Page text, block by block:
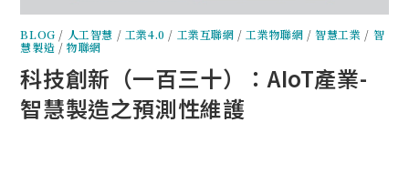
BLOG / 人工智慧 / 工業4.0 / 工業互聯網 / 工業物聯網 /智慧工業 / 智
慧製造 /物聯網
科技創新（一百三十）：AIoT產業-
智慧製造之預測性維護